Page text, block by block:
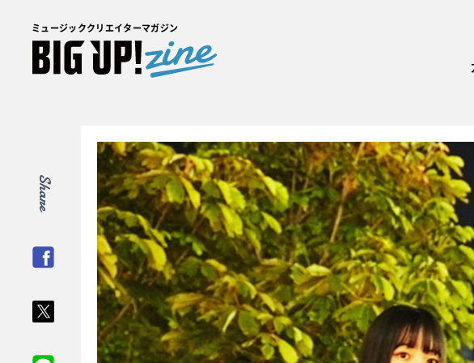
ミュージッククリエイターマガジン
Share